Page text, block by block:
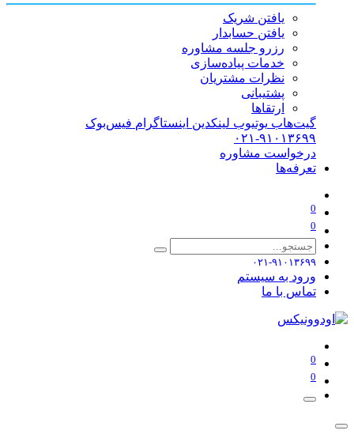
یافتن شریک
یافتن حسابدار
رزرو جلسه مشاوره
خدمات پیاده‌سازی
نظرات مشتریان
پشتیبانی
ارتقاها
گیت‌هاب یوتیوب لینکدین اینستاگرام فیس‌بوک
۰۲۱-۹۱۰۱۳۶۹۹
درخواست مشاوره
تعرفه‌ها
0
0
۰۲۱-۹۱۰۱۳۶۹۹
ورود به سیستم
تماس با ما
0
0